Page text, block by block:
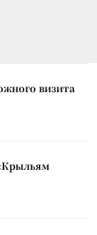
визита